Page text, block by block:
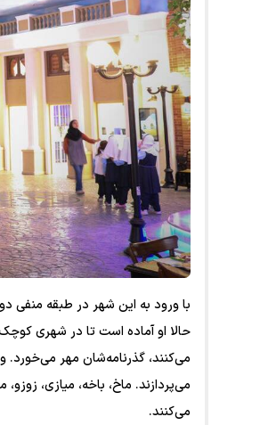
با ورود به این شهر در طبقه منفی
حالا او آماده است تا در شهری
می‌کنند، گذرنامه‌شان مهر می‌خورد.
می‌پردازند. ماخ، باخه، میازی،
می‌کنند.